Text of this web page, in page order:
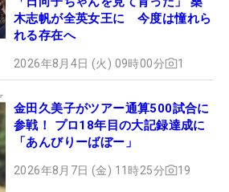
木志帆が全英女王に 今度は憧れら
れる存在へ
2026年8月4日 (火) 09時00分 1
金田久美子がツアー通算500試合に
参戦！ プロ18年目の大記録達成に
「あんびりーばぼー」
2026年8月7日 (金) 11時25分 19